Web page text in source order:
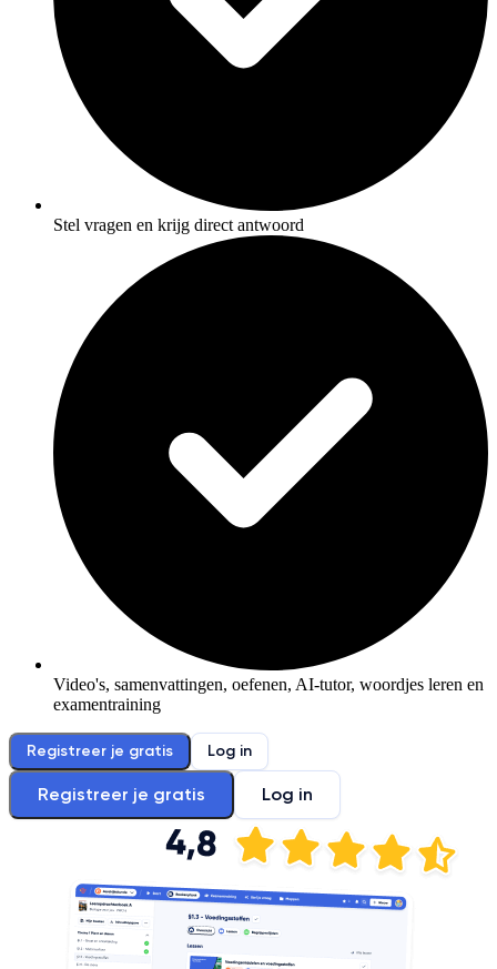
Stel vragen en krijg direct antwoord
Video's, samenvattingen, oefenen, AI-tutor, woordjes leren en
examentraining
Registreer je gratis Log in
Registreer je gratis Log in